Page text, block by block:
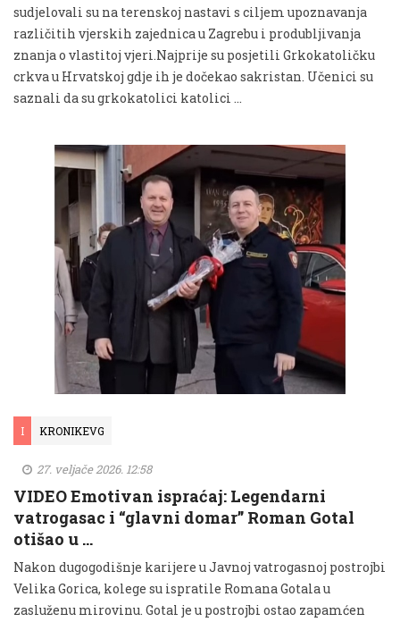
sudjelovali su na terenskoj nastavi s ciljem upoznavanja
različitih vjerskih zajednica u Zagrebu i produbljivanja
znanja o vlastitoj vjeri.Najprije su posjetili Grkokatoličku
crkva u Hrvatskoj gdje ih je dočekao sakristan. Učenici su
saznali da su grkokatolici katolici …
I KRONIKEVG
27. veljače 2026. 12:58
VIDEO Emotivan ispraćaj: Legendarni
vatrogasac i “glavni domar” Roman Gotal
otišao u …
Nakon dugogodišnje karijere u Javnoj vatrogasnoj postrojbi
Velika Gorica, kolege su ispratile Romana Gotala u
zasluženu mirovinu. Gotal je u postrojbi ostao zapamćen